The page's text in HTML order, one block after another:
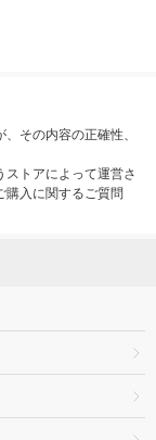
その内容の正確性、
トアによって運営さ
購入に関するご質問